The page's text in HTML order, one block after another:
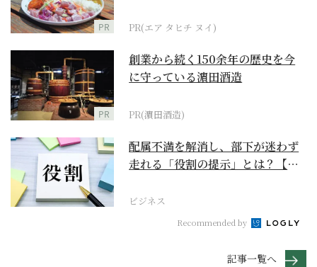
PR PR(エア タヒチ ヌイ)
PR
創業から続く150余年の歴史を今
に守っている濵田酒造
PR(濵田酒造)
配属不満を解消し、部下が迷わず
走れる「役割の提示」とは？【ビ
ビジネス
Recommended by
記事一覧へ